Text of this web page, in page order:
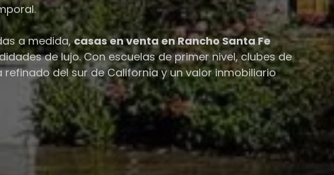
a medida,casas en venta en Rancho Santa Fe
de lujo. Con escuelas de primer nivel, clubes de
del sur de California y un valor inmobiliario